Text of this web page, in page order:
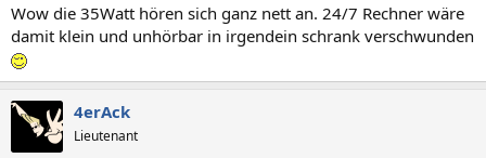
Wow die 35Watt hören sich ganz nett an. 24/7 Rechner wäre
damit klein und unhörbar in irgendein schrank verschwunden
4erAck
Lieutenant